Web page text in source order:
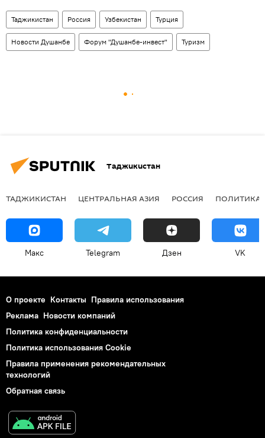
Таджикистан Россия Узбекистан Турция
Новости Душанбе Форум "Душанбе-инвест" Туризм
Таджикистан
ТАДЖИКИСТАН ЦЕНТРАЛЬНАЯ АЗИЯ РОССИЯ ПОЛИТИКА
Макс Telegram Дзен VK
О проекте Контакты Правила использования
Реклама Новости компаний
Политика конфиденциальности
Политика использования Cookie
Правила применения рекомендательных
технологий
Обратная связь